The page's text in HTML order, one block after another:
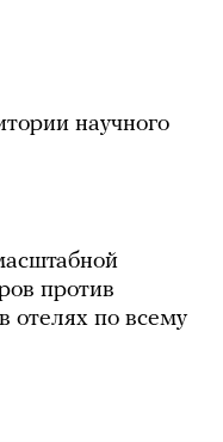
научного
против
отелях по всему